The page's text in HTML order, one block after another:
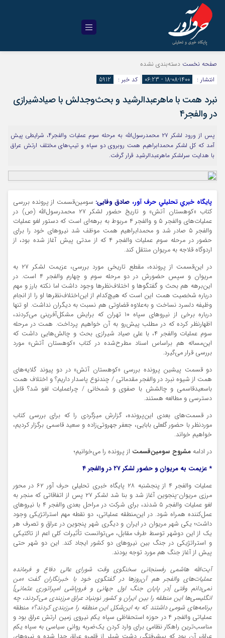
صفحه نخست دسته‌بندی نشده
انتشار :
1400-08-18 - 06:23 کد خبر : 5912
نبرد همت با ماهرعبدالرشید و بحث‌وجدلش با صیادشیرازی
در والفجر۴
پس از ورود لشکر ۲۷ محمدرسول‌الله به مرحله سوم عملیات والفجر۴، شرایطی پیش
آمد که کل لشکر محمدابراهیم همت روبروی دو سپاه و تیپ‌های مختلف ارتش عراق
با هدایت سرلشکر ماهرعبدالرشید قرار گرفت.
پايگاه خبري تحليلي حرف آور، صادق وفایی: سومین‌قسمت از پرونده بررسی
کتاب «کوهستان آتش» و تاریخ حضور لشکر ۲۷ محمدرسول‌الله (
ص) در
عملیات‌های والفجر ۵ و والفجر ۴ مربوط به برهه‌ای است که دستور لغو عملیات
والفجر ۵ صادر شد و محمدابراهیم همت موظف شد نیروهای خود را برای
حضور در مرحله سوم عملیات والفجر ۴ که از مدتی پیش آغاز شده بود، از
اردوگاه قلاجه به مریوان منتقل کند.
در این‌قسمت از پرونده، مقطع تاریخی مورد بررسی، عزیمت لشکر ۲۷ به
مریوان و سپس حضورش در دو مرحله سوم و چهارم والفجر ۴ است. در
این‌برهه هم بحث و گفتگوها و اختلاف‌نظرها وجود داشت اما نکته بارز و مهم
درباره شخصیت همت این است که هیچ‌کدام از این‌اختلاف‌نظرها او را از انجام
وظیفه دلسرد نساخت و به‌علاوه قضاوتی هم نسبت به دیگران نداشت. او تنها
درباره برخی از نیروهای سپاه ۱۰ تهران که برایش مشکل‌آفرینی می‌کردند،
اظهارنظر کرده که در مطلب پیش‌رو به آن خواهیم پرداخت. همت در مرحله
سوم عملیات والفجر ۴، با علی صیاد شیرازی بحث و چالش‌هایی داشت که
این‌مساله هم براساس اسناد مطرح‌شده در کتاب «کوهستان آتش» مورد
بررسی قرار می‌گیرد.
دو قسمت پیشین پرونده بررسی «کوهستان آتش» در دو پیوند گلایه‌های
همت از شیوه نبرد در والفجر مقدماتی / چندنوع پاسدار داریم؟ و اختلاف همت
باسعیدقاسمی و چالشش با صفوی و شمخانی / چراعملیات لغو شد؟ قابل
دسترسی و مطالعه هستند.
در قسمت‌های بعدی این‌پرونده، گزارش میزگردی را که برای بررسی کتاب
موردنظر با حضور گلعلی بابایی، جعفر جهروتی‌زاده و سعید قاسمی برگزار کردیم،
خواهیم خواند.
در ادامه مشروح سومین‌قسمت از پرونده را می‌خوانیم؛
* عزیمت به مریوان و حضور لشکر ۲۷ در والفجر ۴
عملیات والفجر ۴ از پنجشنبه ۲۸ پايگاه خبري تحليلي حرف آور ۶۲ در محور
مرزی مریوان-پنجوین آغاز شد و بنا شد لشکر ۲۷ پس از اتفاقاتی که منجر به
لغو عملیات والفجر ۵ شدند، برای شرکت در مراحل بعدی والفجر ۴ با نیروهای
عمل‌کننده همراه شود. در این‌منطقه عملیاتی، دو نقطه مهم استراتژیکی وجود
داشت؛ یکی شهر مریوان در ایران و دیگری شهر پنجوین در عراق و تصرف هر
یک از ایندوشهر توسط طرف مقابل، می‌توانست تأثیرات کلی اعم از تاکتیکی
و استراتژیکی در جنگ بین نیروهای دو کشور ایجاد کند. این دو شهر حتی
پیش از آغاز جنگ هم مورد توجه بودند.
آیت‌الله هاشمی رفسنجانی سخنگوی وقت شورای عالی دفاع و فرمانده
عملیات‌های والفجر هم آن‌روزها در گفتگوی خود با خبرنگاران گفت «من
نمی‌دانم وقتی [در پایان جنگ اول جهانی و فروپاشی امپراتوری عثمانی]
انگلیسی‌ها این منطقه را بین ایران و کشور نوبنیاد عراق مرزبندی می‌کردند، چه
برنامه‌های شومی داشتند که به این‌شکل این منطقه را مرزبندی کردند؟» منطقه
عملیاتی والفجر ۴ در حوزه استحفاظی سپاه یکم نیروی زمین ارتش عراق بود و
مناسب‌ترین راهکار نظامی برای وارد کردن یک‌ضربه روانی سیاسی به سپاه یکم